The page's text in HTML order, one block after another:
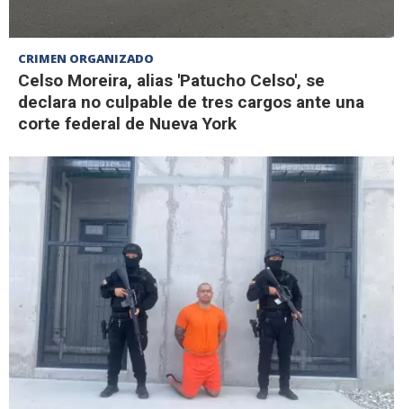
CRIMEN ORGANIZADO
Celso Moreira, alias 'Patucho Celso', se
declara no culpable de tres cargos ante una
corte federal de Nueva York